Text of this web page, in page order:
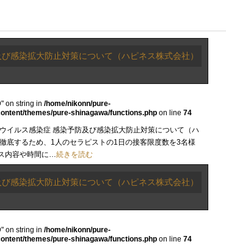
感染拡大防止対策について（ハピネス株式会社）
on string in /home/nikonn/pure-
themes/pure-shinagawa/functions.php on line 74
イルス感染症 感染予防及び感染拡大防止対策について（ハ
底するため、1人のセラピストの1日の接客限度数を3名様
内容や時間に…続きを読む
感染拡大防止対策について（ハピネス株式会社）
on string in /home/nikonn/pure-
themes/pure-shinagawa/functions.php on line 74